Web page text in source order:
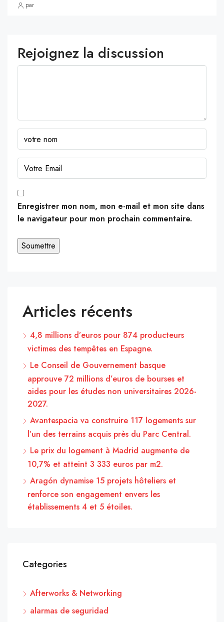
par
Rejoignez la discussion
Enregistrer mon nom, mon e-mail et mon site dans
le navigateur pour mon prochain commentaire.
Articles récents
4,8 millions d’euros pour 874 producteurs
victimes des tempêtes en Espagne.
Le Conseil de Gouvernement basque
approuve 72 millions d’euros de bourses et
aides pour les études non universitaires 2026-
2027.
Avantespacia va construire 117 logements sur
l’un des terrains acquis près du Parc Central.
Le prix du logement à Madrid augmente de
10,7% et atteint 3 333 euros par m2.
Aragón dynamise 15 projets hôteliers et
renforce son engagement envers les
établissements 4 et 5 étoiles.
Categories
Afterworks & Networking
alarmas de seguridad